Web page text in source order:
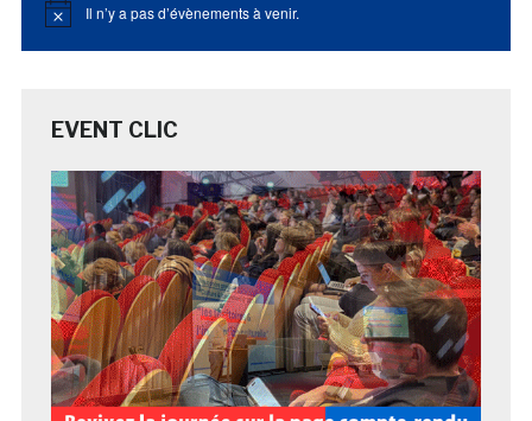
Notice Il n’y a pas d’évènements à venir.
EVENT CLIC